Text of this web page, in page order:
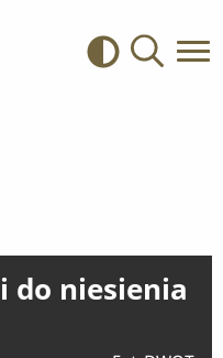
Kontrast
do niesienia